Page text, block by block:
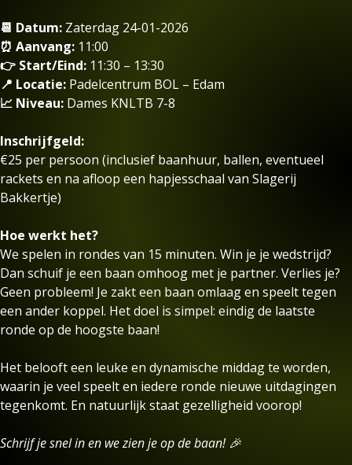
📆 Datum: Zaterdag 24-01-2026
⏰ Aanvang: 11:00
👉 Start/Eind: 11:30 – 13:30
📍 Locatie: Padelcentrum BOL – Edam
📈 Niveau: Dames KNLTB 7-8
Inschrijfgeld:
€25 per persoon (inclusief baanhuur, ballen, eventueel
rackets en na afloop een hapjesschaal van Slagerij
Bakkertje)
Hoe werkt het?
We spelen in rondes van 15 minuten. Win je je wedstrijd?
Dan schuif je een baan omhoog met je partner. Verlies je?
Geen probleem! Je zakt een baan omlaag en speelt tegen
een ander koppel. Het doel is simpel: eindig de laatste
ronde op de hoogste baan!
Het belooft een leuke en dynamische middag te worden,
waarin je veel speelt en iedere ronde nieuwe uitdagingen
tegenkomt. En natuurlijk staat gezelligheid voorop!
Schrijf je snel in en we zien je op de baan! 🎉